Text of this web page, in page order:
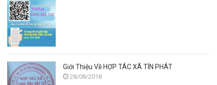
Giới Thiệu Về HỢP TÁC XÃ TÍN PHÁT
28/08/2018